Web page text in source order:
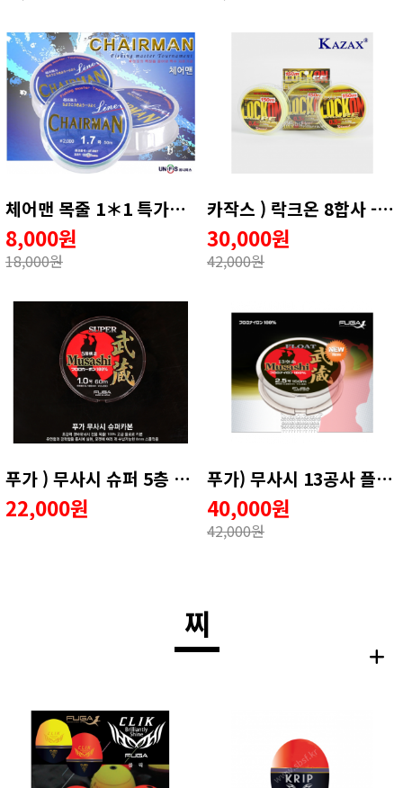
체어맨 목줄 1＊1 특가이벤트
8,000원
18,000원
카작스 ) 락크온 8합사 - 150 M
30,000원
42,000원
푸가 ) 무사시 슈퍼 5층 후로로카본 ☆강추☆
22,000원
푸가) 무사시 13공사 플로팅
40,000원
42,000원
찌